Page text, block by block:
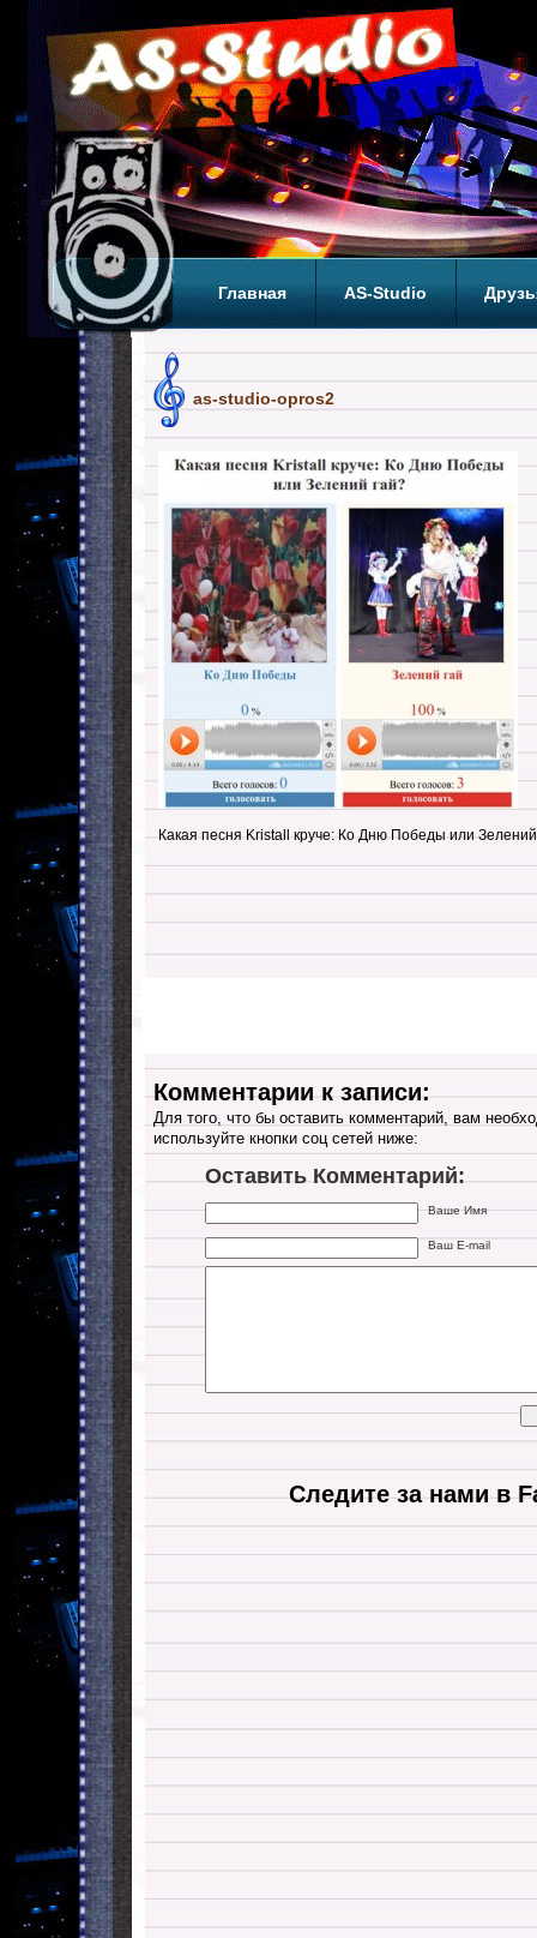
Главная AS-Studio
as-studio-opros2
Какая песня Kristall круче: Ко Дню Победы или Зелений
Комментарии к записи:
Для того, что бы оставить комментарий, вам
используйте кнопки соц сетей ниже:
Оставить Комментарий:
Ваше Имя
Ваш E-mail
Следите за нами в